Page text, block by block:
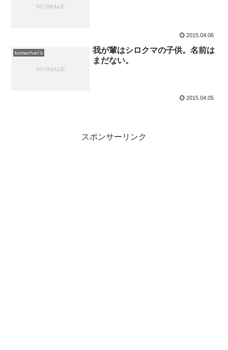
2015.04.06
kumachan's
我が輩はシロクマの子供。名前は
まだない。
2015.04.05
スポンサーリンク